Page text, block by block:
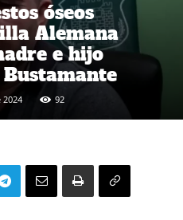
óseos
Alemana
e hijo
92